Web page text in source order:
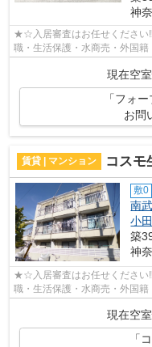
神
★☆入居審査はお任せくださ
職・生活保護・水商売・外国籍
ット非公開の物件からもお探し
現在空
「フォ
お問
賃貸 | マンション コスモ
敷0
南
小
築
神
★☆入居審査はお任せくださ
職・生活保護・水商売・外国籍
ット非公開の物件からもお探し
現在空
「